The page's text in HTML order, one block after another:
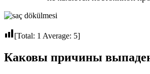
[Total: 1 Average: 5]
Каковы причины